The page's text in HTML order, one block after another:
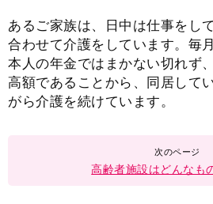
あるご家族は、日中は仕事をし
合わせて介護をしています。毎
本人の年金ではまかない切れず
高額であることから、同居して
がら介護を続けています。
高齢者施設はどんなも